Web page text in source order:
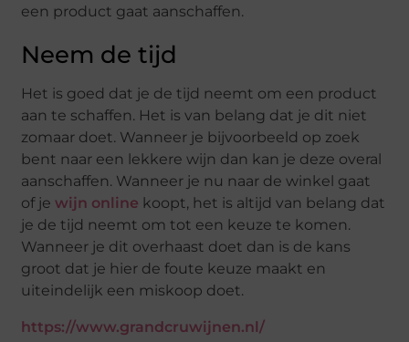
een product gaat aanschaffen.
Neem de tijd
Het is goed dat je de tijd neemt om een product
aan te schaffen. Het is van belang dat je dit niet
zomaar doet. Wanneer je bijvoorbeeld op zoek
bent naar een lekkere wijn dan kan je deze overal
aanschaffen. Wanneer je nu naar de winkel gaat
of jewijn online koopt, het is altijd van belang dat
je de tijd neemt om tot een keuze te komen.
Wanneer je dit overhaast doet dan is de kans
groot dat je hier de foute keuze maakt en
uiteindelijk een miskoop doet.
https://www.grandcruwijnen.nl/